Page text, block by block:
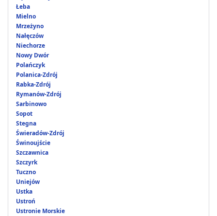
Łeba
Mielno
Mrzeżyno
Nałęczów
Niechorze
Nowy Dwór
Polańczyk
Polanica-Zdrój
Rabka-Zdrój
Rymanów-Zdrój
Sarbinowo
Sopot
Stegna
Świeradów-Zdrój
Świnoujście
Szczawnica
Szczyrk
Tuczno
Uniejów
Ustka
Ustroń
Ustronie Morskie